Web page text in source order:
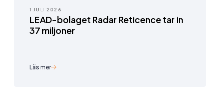
1 JULI 2026
LEAD-bolaget Radar Reticence tar in
37 miljoner
Läs mer